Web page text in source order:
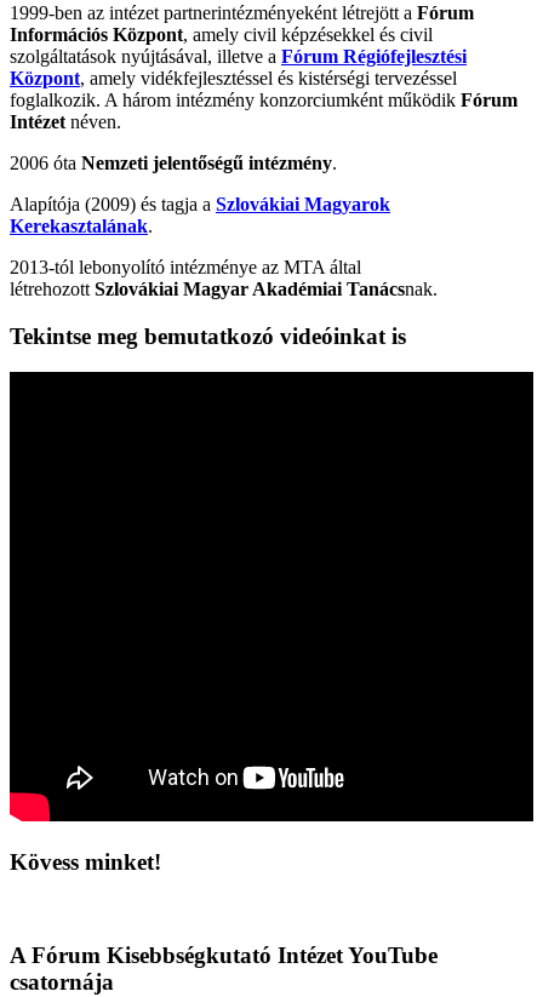
1999-ben az intézet partnerintézményeként létrejött a Fórum
Információs Központ, amely civil képzésekkel és civil
szolgáltatások nyújtásával, illetve a Fórum Régiófejlesztési
Központ, amely vidékfejlesztéssel és kistérségi tervezéssel
foglalkozik. A három intézmény konzorciumként működik Fórum
Intézet néven.
2006 óta Nemzeti jelentőségű intézmény.
Alapítója (2009) és tagja a Szlovákiai Magyarok
Kerekasztalának.
2013-tól lebonyolító intézménye az MTA által
létrehozott Szlovákiai Magyar Akadémiai Tanácsnak.
Tekintse meg bemutatkozó videóinkat is
Kövess minket!
A Fórum Kisebbségkutató Intézet YouTube
csatornája